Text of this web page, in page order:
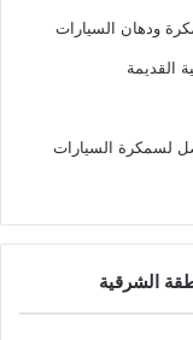
ودهان السيارات
القديمة
لسمكرة السيارات
الشرقية